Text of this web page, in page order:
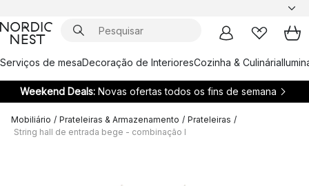
Serviços de mesaDecoração de InterioresCozinha & Culinária
Weekend Deals: Novas ofertas todos os fins de semana
Mobiliário / Prateleiras & Armazenamento / Prateleiras /
String hall de entrada bege - combinação I